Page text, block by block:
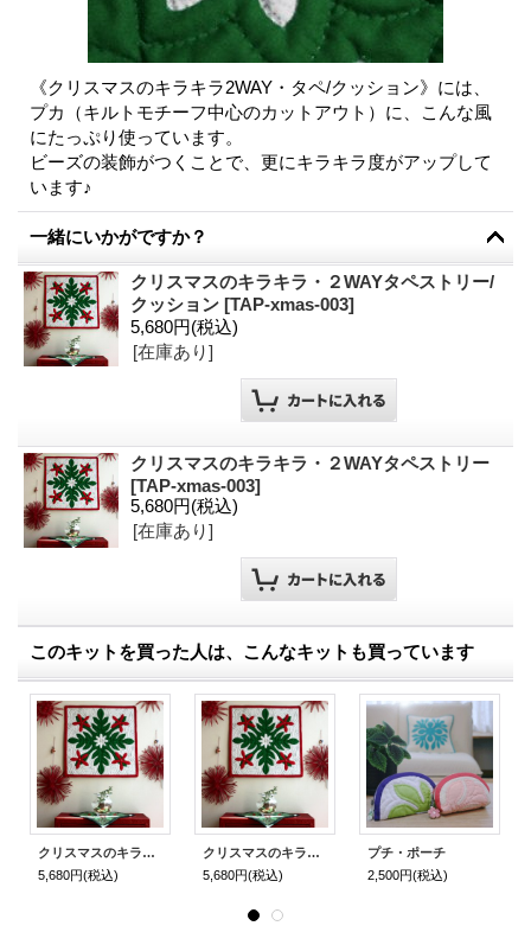
《クリスマスのキラキラ2WAY・タペ/クッション》には、
プカ（キルトモチーフ中心のカットアウト）に、こんな風
にたっぷり使っています。
ビーズの装飾がつくことで、更にキラキラ度がアップして
います♪
一緒にいかがですか？
クリスマスのキラキラ・２WAYタペストリー/
クッション [TAP-xmas-003]
5,680円(税込)
[在庫あり]
クリスマスのキラキラ・２WAYタペストリー
[TAP-xmas-003]
5,680円(税込)
[在庫あり]
このキットを買った人は、こんなキットも買っています
クリスマスのキラキラ・２WAYタペストリー
5,680円(税込)
クリスマスのキラキラ・２WAYタペストリー/クッション
5,680円(税込)
プチ・ポーチ
2,500円(税込)